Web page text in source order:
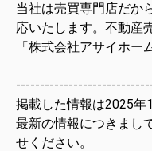
当社は売買専門店だか
応いたします。不動産
「株式会社アサイホー
掲載した情報は2025年
最新の情報につきまし
せください。